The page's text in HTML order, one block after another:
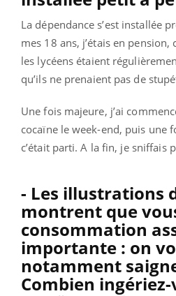
La dépendance s’est installée
mes 18 ans, j’étais en pension,
les lycéens étaient
qu’ils ne prenaient pas de
Une fois majeure, j’ai
cocaïne le week-end, puis une
c’était parti. A la fin, je sniffais
- Les illustrations
montrent que
consommation
importante : on
notamment
Combien